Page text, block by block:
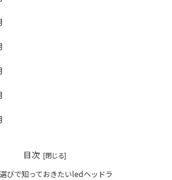
目次
びで知っておきたいledヘッドラ